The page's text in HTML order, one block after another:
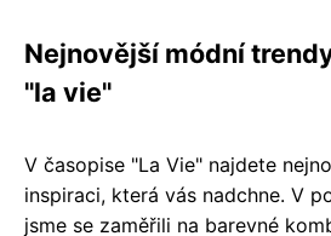
Nejnovější módní
"la vie"
V časopise "La Vie" najdete
inspiraci, která vás nadchne. V
jsme se zaměřili na barevné